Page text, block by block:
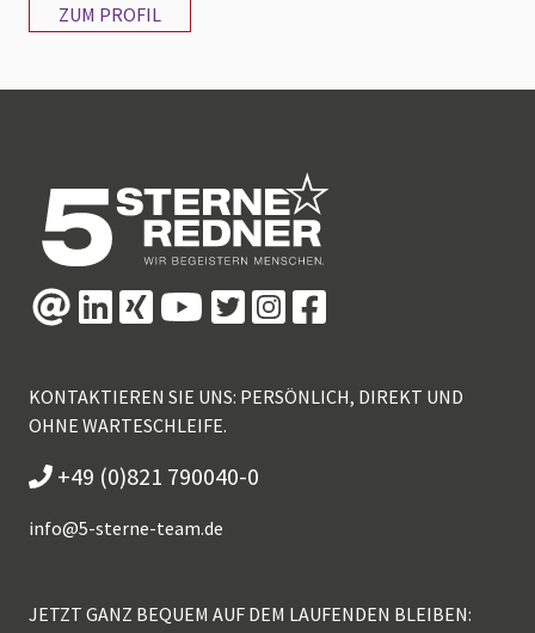
ZUM PROFIL
KONTAKTIEREN SIE UNS: PERSÖNLICH, DIREKT UND
OHNE WARTESCHLEIFE.
+49 (0)821 790040-0
info@5-sterne-team.de
JETZT GANZ BEQUEM AUF DEM LAUFENDEN BLEIBEN: